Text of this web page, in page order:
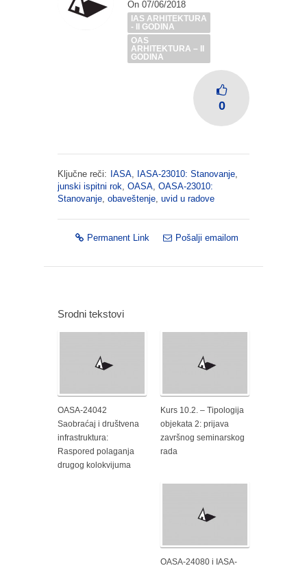
On 07/06/2018
IAS ARHITEKTURA
- II GODINA
OAS
ARHITEKTURA – II
GODINA
0
Ključne reči: IASA, IASA-23010: Stanovanje,
junski ispitni rok, OASA, OASA-23010:
Stanovanje, obaveštenje, uvid u radove
Permanent Link Pošalji emailom
Srodni tekstovi
OASA-24042
Saobraćaj i društvena
infrastruktura:
Raspored polaganja
drugog kolokvijuma
Kurs 10.2. – Tipologija
objekata 2: prijava
završnog seminarskog
rada
OASA-24080 i IASA-